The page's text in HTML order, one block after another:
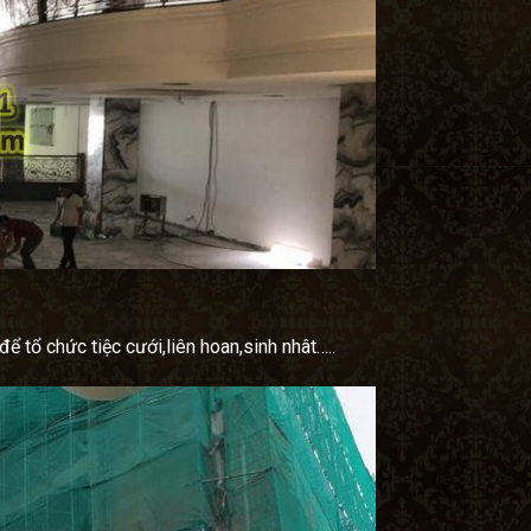
tổ chức tiệc cưới,liên hoan,sinh nhât…..